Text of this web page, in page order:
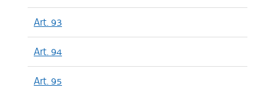
Art. 93
Art. 94
Art. 95